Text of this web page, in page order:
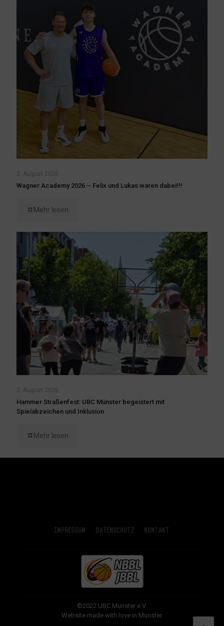
2. August 2026
Wagner Academy 2026 – Felix und Lukas waren dabei!!!
Mehr lesen
2. August 2026
Hammer Straßenfest: UBC Münster begeistert mit
Spielabzeichen und Inklusion
Mehr lesen
Impressum Datenschutz Kontakt
©2022 UBC Münster e.V.
Website made with love in Münster.